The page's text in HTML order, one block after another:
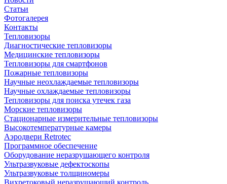
Статьи
Фотогалерея
Контакты
Тепловизоры
Диагностические тепловизоры
Медицинские тепловизоры
Тепловизоры для смартфонов
Пожарные тепловизоры
Научные неохлаждаемые тепловизоры
Научные охлаждаемые тепловизоры
Тепловизоры для поиска утечек газа
Морские тепловизоры
Стационарные измерительные тепловизоры
Высокотемпературные камеры
Аэродвери Retrotec
Программное обеспечение
Оборудование неразрушающего контроля
Ультразвуковые дефектоскопы
Ультразвуковые толщиномеры
Вихретоковый неразрушающий контроль